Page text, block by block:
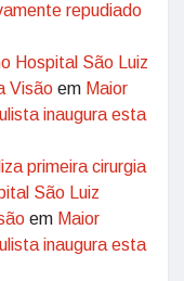
repudiado
Hospital São Luiz
Visão em Maior
inaugura esta
primeira cirurgia
São Luiz
em Maior
inaugura esta